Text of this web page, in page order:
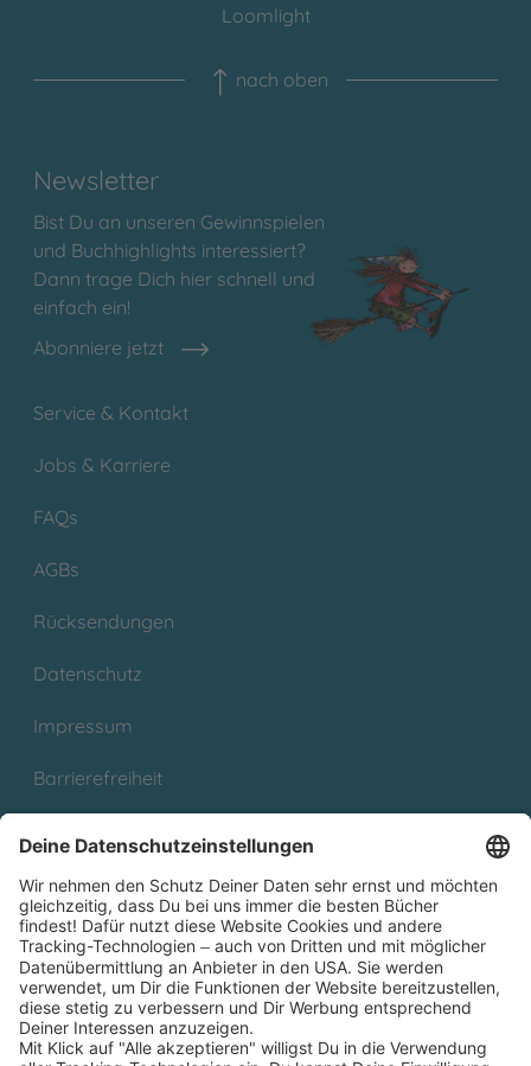
Loomlight
nach oben
Newsletter
Bist Du an unseren Gewinnspielen
und Buchhighlights interessiert?
Dann trage Dich hier schnell und
einfach ein!
Abonniere jetzt
Service & Kontakt
Jobs & Karriere
FAQs
AGBs
Rücksendungen
Datenschutz
Impressum
Barrierefreiheit
Partnerprogramm (Affiliate)
Folge uns auf